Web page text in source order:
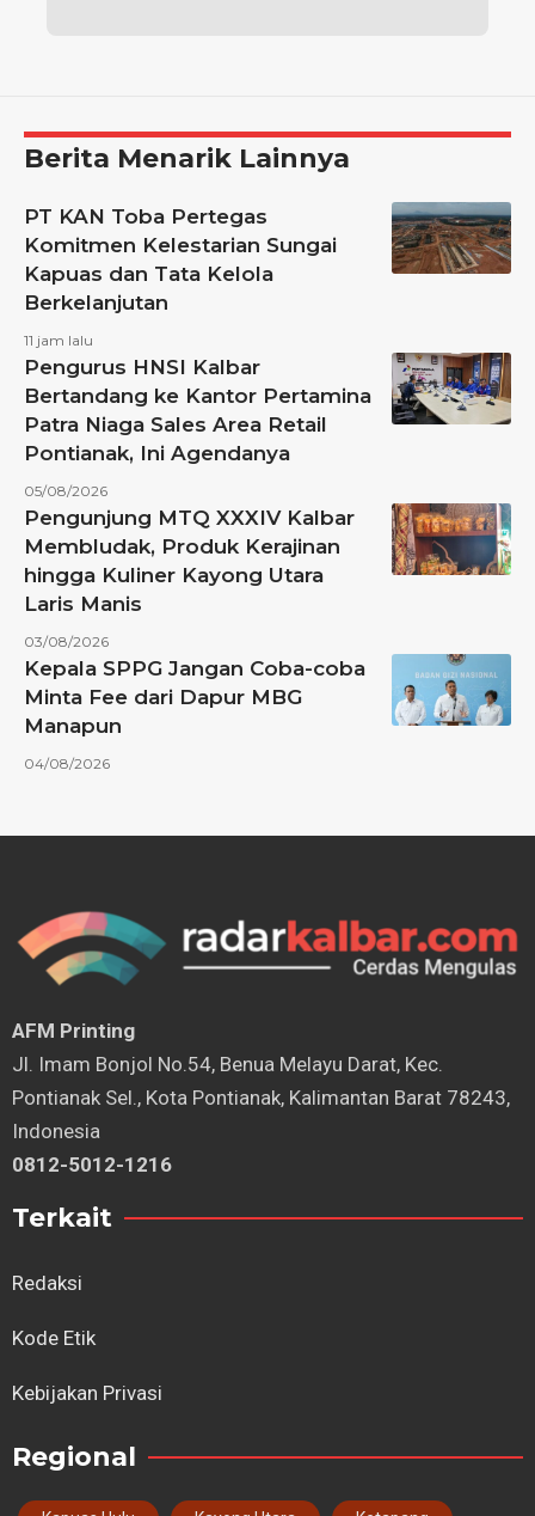
Berita Menarik Lainnya
PT KAN Toba Pertegas
Komitmen Kelestarian Sungai
Kapuas dan Tata Kelola
Berkelanjutan
11 jam lalu
Pengurus HNSI Kalbar
Bertandang ke Kantor Pertamina
Patra Niaga Sales Area Retail
Pontianak, Ini Agendanya
05/08/2026
Pengunjung MTQ XXXIV Kalbar
Membludak, Produk Kerajinan
hingga Kuliner Kayong Utara
Laris Manis
03/08/2026
Kepala SPPG Jangan Coba-coba
Minta Fee dari Dapur MBG
Manapun
04/08/2026
AFM Printing
⁠Jl. Imam Bonjol No.54, Benua Melayu Darat, Kec.
Pontianak Sel., Kota Pontianak, Kalimantan Barat 78243,
Indonesia
0812-5012-1216
Terkait
Redaksi
Kode Etik
Kebijakan Privasi
Regional